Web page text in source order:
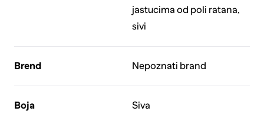
jastucima od poli ratana,
sivi
Brend Nepoznati brand
Boja Siva